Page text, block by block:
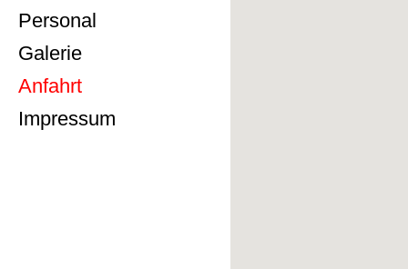
Personal
Galerie
Anfahrt
Impressum